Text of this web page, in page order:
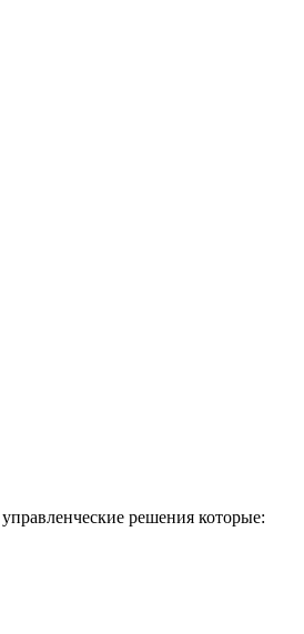
решения которые: